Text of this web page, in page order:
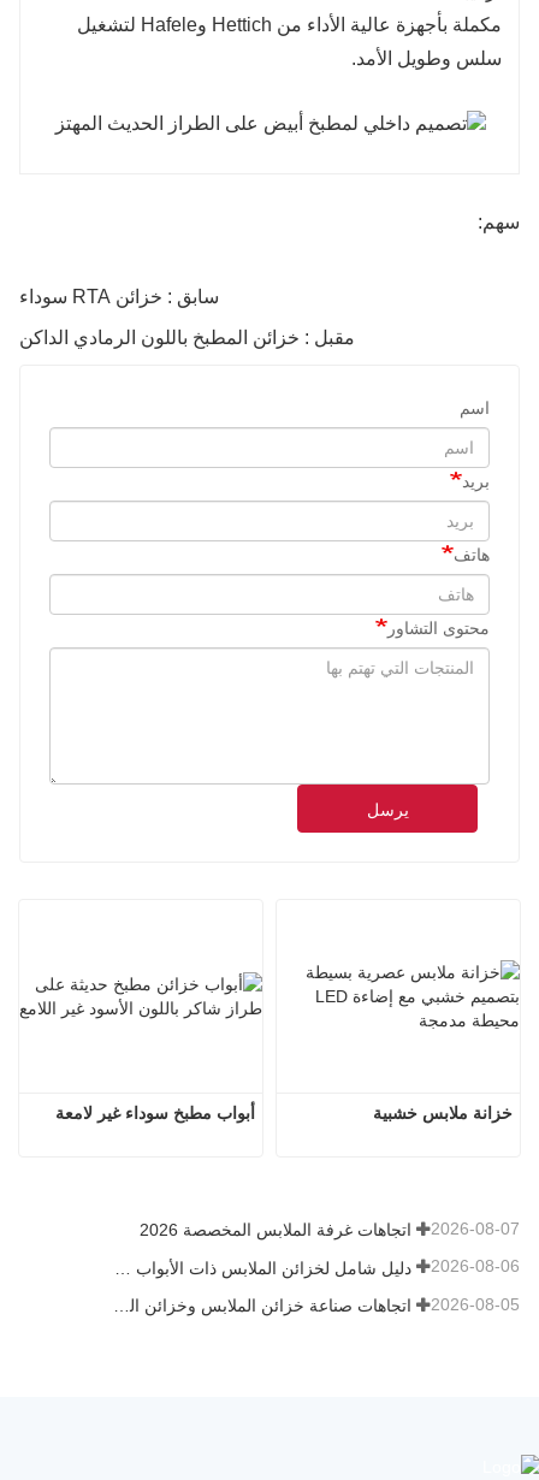
مكملة بأجهزة عالية الأداء من Hettich وHafele لتشغيل
سلس وطويل الأمد.
سهم:
سابق : خزائن RTA سوداء
مقبل : خزائن المطبخ باللون الرمادي الداكن
اسم
بريد
هاتف
محتوى التشاور
يرسل
أبواب مطبخ سوداء غير لامعة خزانة ملابس خشبية
اتجاهات غرفة الملابس المخصصة 2026 2026-08-07
2026-08-06
2026-08-05